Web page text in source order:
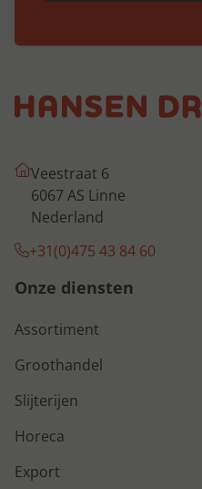
Veestraat 6
6067 AS Linne
Nederland
+31(0)475 43 84 60
Onze diensten
Assortiment
Groothandel
Slijterijen
Horeca
Export